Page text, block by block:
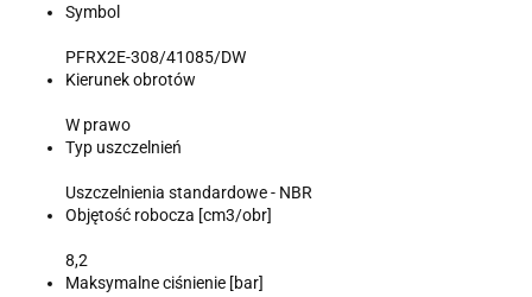
Symbol
PFRX2E-308/41085/DW
Kierunek obrotów
W prawo
Typ uszczelnień
Uszczelnienia standardowe - NBR
Objętość robocza [cm3/obr]
8,2
Maksymalne ciśnienie [bar]